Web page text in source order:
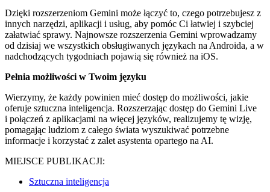
Dzięki rozszerzeniom Gemini może łączyć to, czego potrzebujesz z
innych narzędzi, aplikacji i usług, aby pomóc Ci łatwiej i szybciej
załatwiać sprawy. Najnowsze rozszerzenia Gemini wprowadzamy
od dzisiaj we wszystkich obsługiwanych językach na Androida, a w
nadchodzących tygodniach pojawią się również na iOS.
Pełnia możliwości w Twoim języku
Wierzymy, że każdy powinien mieć dostęp do możliwości, jakie
oferuje sztuczna inteligencja. Rozszerzając dostęp do Gemini Live
i połączeń z aplikacjami na więcej języków, realizujemy tę wizję,
pomagając ludziom z całego świata wyszukiwać potrzebne
informacje i korzystać z zalet asystenta opartego na AI.
MIEJSCE PUBLIKACJI:
Sztuczna inteligencja